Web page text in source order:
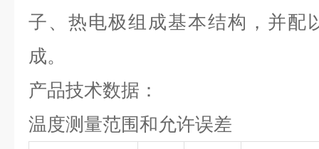
子、热电极组成基本结构，并配
成。
产品技术数据：
温度测量范围和允许误差